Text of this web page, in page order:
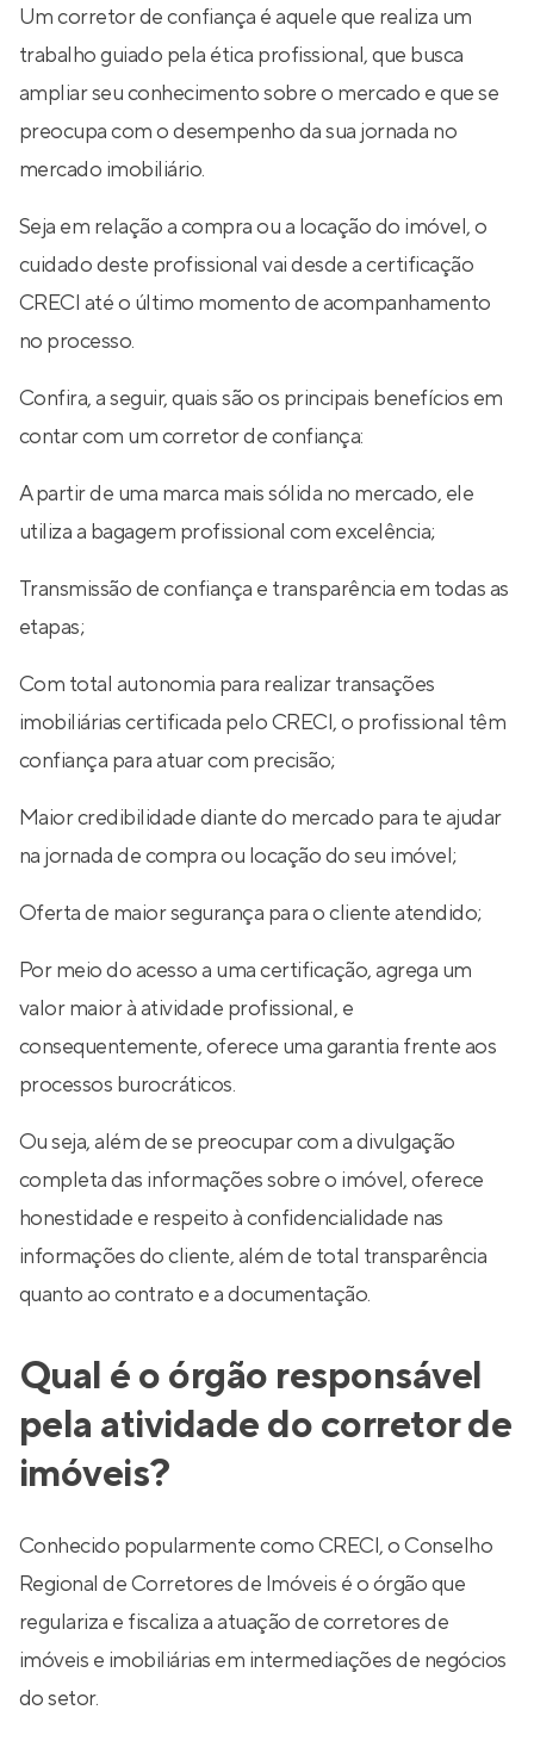
Um corretor de confiança é aquele que realiza um
trabalho guiado pela ética profissional, que busca
ampliar seu conhecimento sobre o mercado e que se
preocupa com o desempenho da sua jornada no
mercado imobiliário.
Seja em relação a compra ou a locação do imóvel, o
cuidado deste profissional vai desde a certificação
CRECI até o último momento de acompanhamento
no processo.
Confira, a seguir, quais são os principais benefícios em
contar com um corretor de confiança:
A partir de uma marca mais sólida no mercado, ele
utiliza a bagagem profissional com excelência;
Transmissão de confiança e transparência em todas as
etapas;
Com total autonomia para realizar transações
imobiliárias certificada pelo CRECI, o profissional têm
confiança para atuar com precisão;
Maior credibilidade diante do mercado para te ajudar
na jornada de compra ou locação do seu imóvel;
Oferta de maior segurança para o cliente atendido;
Por meio do acesso a uma certificação, agrega um
valor maior à atividade profissional, e
consequentemente, oferece uma garantia frente aos
processos burocráticos.
Ou seja, além de se preocupar com a divulgação
completa das informações sobre o imóvel, oferece
honestidade e respeito à confidencialidade nas
informações do cliente, além de total transparência
quanto ao contrato e a documentação.
Qual é o órgão responsável
pela atividade do corretor de
imóveis?
Conhecido popularmente como CRECI, o Conselho
Regional de Corretores de Imóveis é o órgão que
regulariza e fiscaliza a atuação de corretores de
imóveis e imobiliárias em intermediações de negócios
do setor.